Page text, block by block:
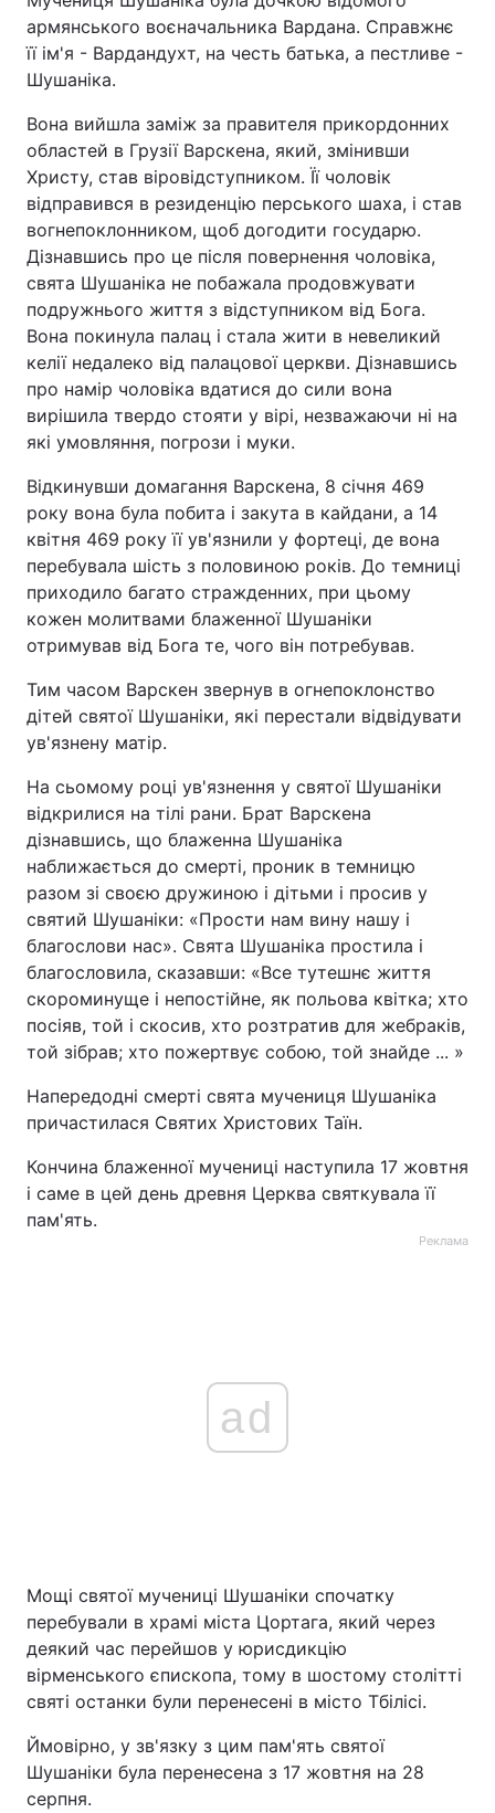
армянського воєначальника Вардана. Справжнє
її ім'я - Вардандухт, на честь батька, а пестливе -
Шушаніка.
Вона вийшла заміж за правителя прикордонних
областей в Грузії Варскена, який, змінивши
Христу, став віровідступником. Її чоловік
відправився в резиденцію перського шаха, і став
вогнепоклонником, щоб догодити государю.
Дізнавшись про це після повернення чоловіка,
свята Шушаніка не побажала продовжувати
подружнього життя з відступником від Бога.
Вона покинула палац і стала жити в невеликий
келії недалеко від палацової церкви. Дізнавшись
про намір чоловіка вдатися до сили вона
вирішила твердо стояти у вірі, незважаючи ні на
які умовляння, погрози і муки.
Відкинувши домагання Варскена, 8 січня 469
року вона була побита і закута в кайдани, а 14
квітня 469 року її ув'язнили у фортеці, де вона
перебувала шість з половиною років. До темниці
приходило багато стражденних, при цьому
кожен молитвами блаженної Шушаніки
отримував від Бога те, чого він потребував.
Тим часом Варскен звернув в огнепоклонство
дітей святої Шушаніки, які перестали відвідувати
ув'язнену матір.
На сьомому році ув'язнення у святої Шушаніки
відкрилися на тілі рани. Брат Варскена
дізнавшись, що блаженна Шушаніка
наближається до смерті, проник в темницю
разом зі своєю дружиною і дітьми і просив у
святий Шушаніки: «Прости нам вину нашу і
благослови нас». Свята Шушаніка простила і
благословила, сказавши: «Все тутешнє життя
скороминуще і непостійне, як польова квітка; хто
посіяв, той і скосив, хто розтратив для жебраків,
той зібрав; хто пожертвує собою, той знайде ... »
Напередодні смерті свята мучениця Шушаніка
причастилася Святих Христових Таїн.
Кончина блаженної мучениці наступила 17 жовтня
і саме в цей день древня Церква святкувала її
пам'ять.
Реклама
ad
Мощі святої мучениці Шушаніки спочатку
перебували в храмі міста Цортага, який через
деякий час перейшов у юрисдикцію
вірменського єпископа, тому в шостому столітті
святі останки були перенесені в місто Тбілісі.
Ймовірно, у зв'язку з цим пам'ять святої
Шушаніки була перенесена з 17 жовтня на 28
серпня.